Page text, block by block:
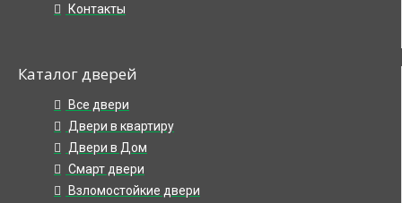
Контакты
Каталог дверей
Все двери
Двери в квартиру
Двери в Дом
Смарт двери
Взломостойкие двери